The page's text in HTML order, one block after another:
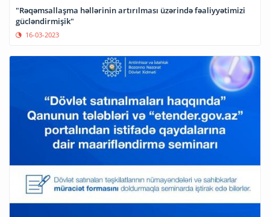
"Rəqəmsallaşma həllərinin artırılması üzərində fəaliyyətimizi
gücləndirmişik"
16-03-2023